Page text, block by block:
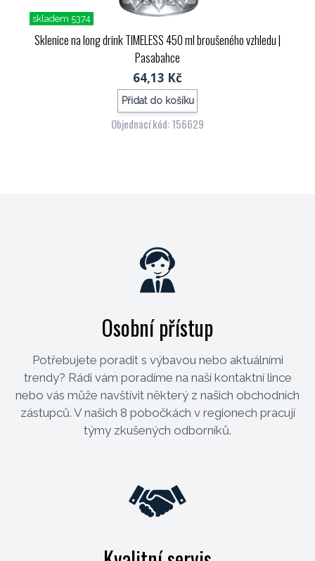
skladem 5374
Sklenice na long drink TIMELESS 450 ml broušeného vzhledu|
Pasabahce
64,13 Kč
Přidat do košíku
Objednací kód: 156629
Osobní přístup
Potřebujete poradit s výbavou nebo aktuálními
trendy? Rádi vám poradíme na naší kontaktní lince
nebo vás může navštívit některý z našich obchodních
zástupců. V našich 8 pobočkách v regionech pracují
týmy zkušených odborníků.